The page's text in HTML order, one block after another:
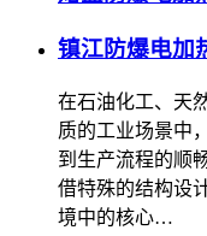
镇江防爆电加
在石油化工、天
质的工业场景中
到生产流程的顺
借特殊的结构设
境中的核心…